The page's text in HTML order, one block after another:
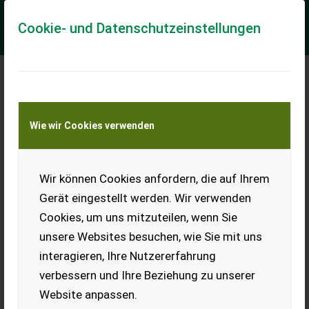
Cookie- und Datenschutzeinstellungen
Wie wir Cookies verwenden
Wir können Cookies anfordern, die auf Ihrem
Gerät eingestellt werden. Wir verwenden
Cookies, um uns mitzuteilen, wenn Sie
unsere Websites besuchen, wie Sie mit uns
interagieren, Ihre Nutzererfahrung
verbessern und Ihre Beziehung zu unserer
Website anpassen.
Meine Transportkostenanfrage
Transport von Land- und Baumaschinen –
KEINE Tiertransporte
Jarmet 4m
Hybridwiesenegge
Jarmet Hybridwiesenegge
mit 4m Arbeitsbreite,
hydraulische Klappung, 4
reihiges Gußsternenetz
kombiniert mit einstellbaren
Wiesenstriegel (4 Reihen...